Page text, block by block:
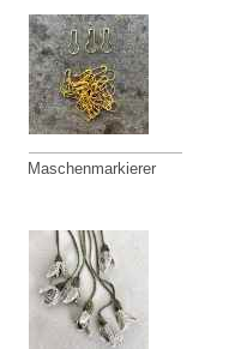
Maschenmarkierer